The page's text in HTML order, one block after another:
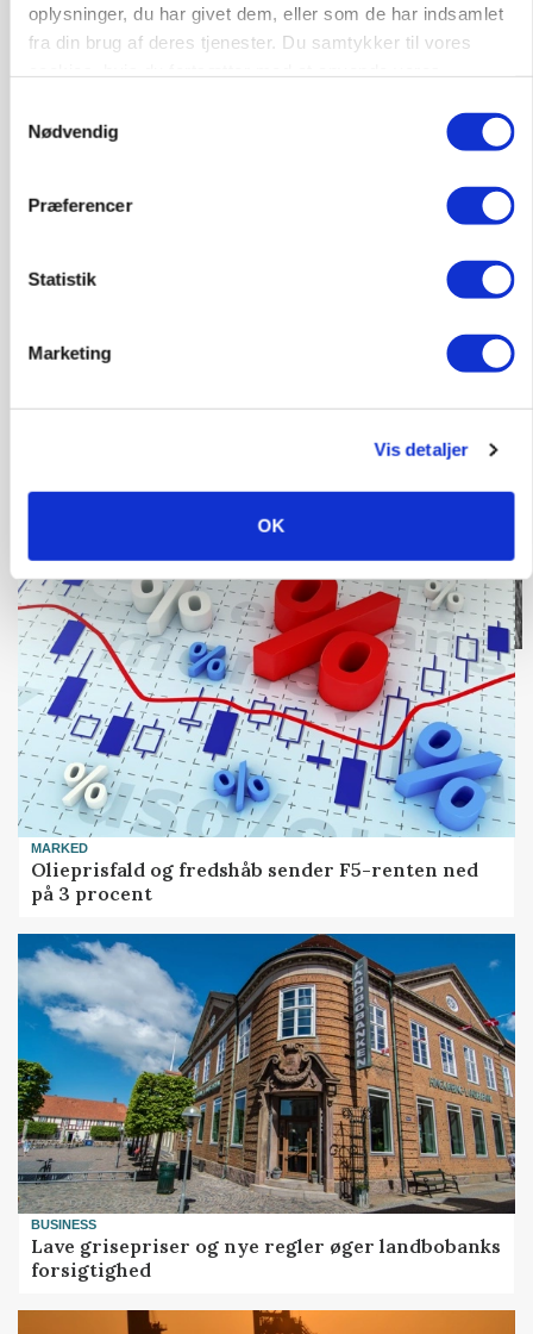
oplysninger, du har givet dem, eller som de har indsamlet
fra din brug af deres tjenester. Du samtykker til vores
Nødvendig
Præferencer
Statistik
Marketing
Vis detaljer
OK
Klimaberegning er ikke nok: Økologisk fjerkræ
skal vurderes bredere
Befriende, at topredaktør erkender, hun er
Loading...
MARKED
Olieprisfald og fredshåb sender F5-renten ned
på 3 procent
BUSINESS
Lave grisepriser og nye regler øger landbobanks
forsigtighed